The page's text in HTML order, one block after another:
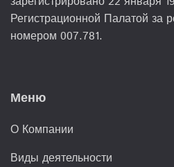
Регистрационной Палатой за
номером 007.781.
Меню
О Компании
Виды деятельности